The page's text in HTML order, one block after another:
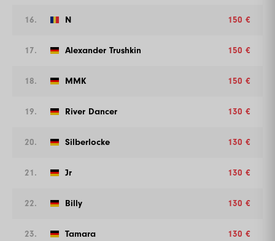
16. N 150 €
17. Alexander Trushkin 150 €
18. MMK 150 €
19. River Dancer 130 €
20. Silberlocke 130 €
21. Jr 130 €
22. Billy 130 €
23. Tamara 130 €